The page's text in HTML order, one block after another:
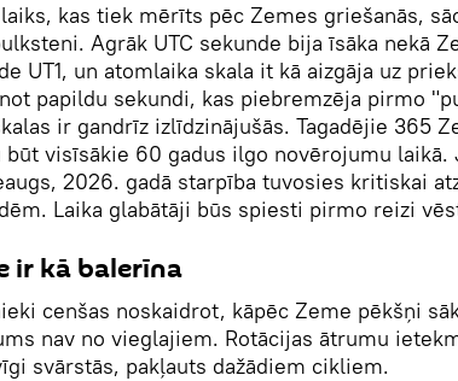
laiks, kas tiek mērīts pēc Zemes griešanās,
Agrāk UTC sekunde bija īsāka nekā
UT1, un atomlaika skala it kā aizgāja uz
papildu sekundi, kas piebremzēja pirmo
ir gandrīz izlīdzinājušās. Tagadējie 365
būt visīsākie 60 gadus ilgo novērojumu laikā.
2026. gadā starpība tuvosies kritiskai
Laika glabātāji būs spiesti pirmo reizi
ir kā balerīna
cenšas noskaidrot, kāpēc Zeme pēkšņi
nav no vieglajiem. Rotācijas ātrumu
svārstās, pakļauts dažādiem cikliem.